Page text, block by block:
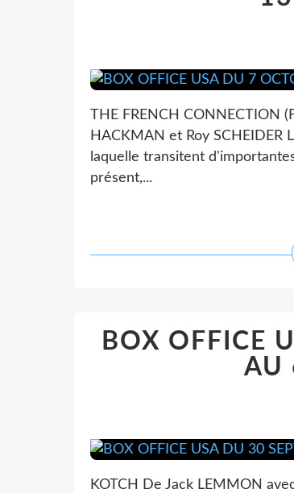
THE FRENCH CONNECTION
HACKMAN et Roy SCHEIDER
laquelle transitent
présent,...
BOX OFFICE
AU
KOTCH De Jack LEMMON